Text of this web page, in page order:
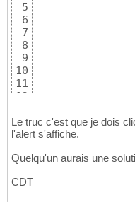
5
6
7
8
9
10
11
12
14
15
17
19
Le truc c'est que je dois
l'alert s'affiche.
Quelqu'un aurais une
CDT